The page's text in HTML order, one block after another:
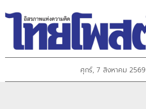
ศุกร์, 7 สิงหาคม 2569